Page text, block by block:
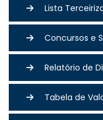
Lista
Concursos e
Relatório de
Tabela de